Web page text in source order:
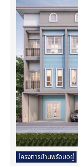
โครงการบ้านพร้อมอยู่